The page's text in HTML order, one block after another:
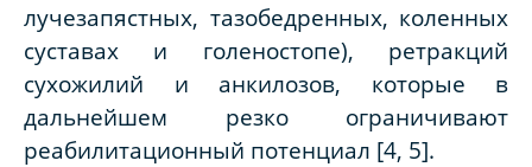
лучезапястных, тазобедренных, коленных
суставах и голеностопе), ретракций
сухожилий и анкилозов, которые в
дальнейшем резко ограничивают
реабилитационный потенциал [4, 5].